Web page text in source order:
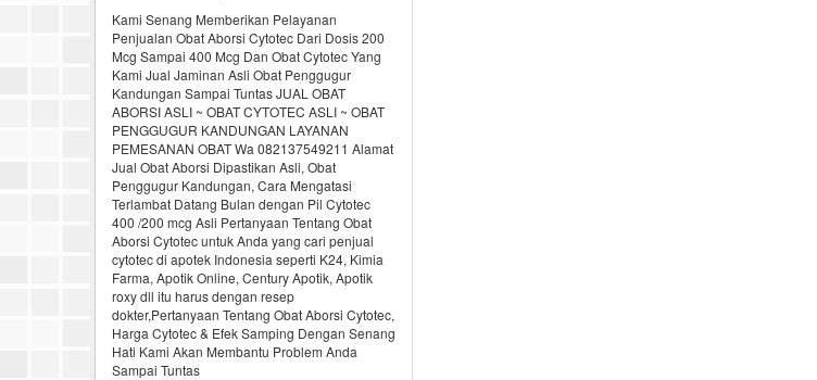
Kami Senang Memberikan Pelayanan
Penjualan Obat Aborsi Cytotec Dari Dosis 200
Mcg Sampai 400 Mcg Dan Obat Cytotec Yang
Kami Jual Jaminan Asli Obat Penggugur
Kandungan Sampai Tuntas JUAL OBAT
ABORSI ASLI ~ OBAT CYTOTEC ASLI ~ OBAT
PENGGUGUR KANDUNGAN LAYANAN
PEMESANAN OBAT Wa 082137549211 Alamat
Jual Obat Aborsi Dipastikan Asli, Obat
Penggugur Kandungan, Cara Mengatasi
Terlambat Datang Bulan dengan Pil Cytotec
400 /200 mcg Asli Pertanyaan Tentang Obat
Aborsi Cytotec untuk Anda yang cari penjual
cytotec di apotek Indonesia seperti K24, Kimia
Farma, Apotik Online, Century Apotik, Apotik
roxy dll itu harus dengan resep
dokter,Pertanyaan Tentang Obat Aborsi Cytotec,
Harga Cytotec & Efek Samping Dengan Senang
Hati Kami Akan Membantu Problem Anda
Sampai Tuntas